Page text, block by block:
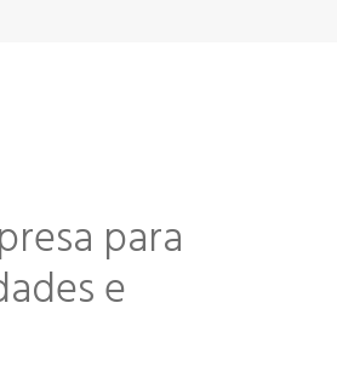
para
e